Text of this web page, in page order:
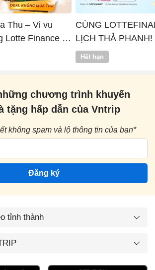
Thu – Vi vu
Lotte Finance x
CÙNG
LỊCH THẢ PHANH!
Hết hạn
chương trình khuyến
tặng hấp dẫn của Vntrip
không spam và lộ thông tin của bạn*
Đăng ký
tỉnh thành